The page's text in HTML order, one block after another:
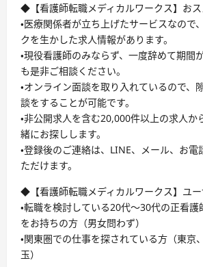
◆【看護師転職メディカルワークス】お
・医療関係者が立ち上げたサービスなので
クを生かした求人情報があります。
・現役看護師のみならず、一度辞めて期間
も是非ご相談ください。
・オンライン面談を取り入れているので、
談をすることが可能です。
・非公開求人を含む20,000件以上の求人
緒にお探しします。
・登録後のご連絡は、LINE、メール、お
ただけます。
◆【看護師転職メディカルワークス】ユ
・転職を検討している20代〜30代の正看
をお持ちの方（男女問わず）
・関東圏での仕事を探されている方（東京
玉）